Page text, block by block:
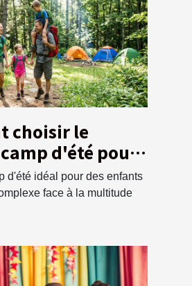
choisir le
d'été pour
?
d'été idéal pour des enfants
face à la multitude